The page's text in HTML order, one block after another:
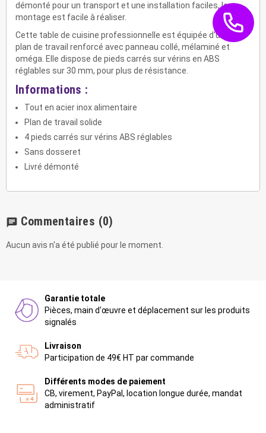
démonté pour un transport et une installation faciles, le
montage est facile à réaliser.
Cette table de cuisine professionnelle est équipée d'un large
plan de travail renforcé avec panneau collé, mélaminé et
oméga. Elle dispose de pieds carrés sur vérins en ABS
réglables sur 30 mm, pour plus de résistance.
Informations :
Tout en acier inox alimentaire
Plan de travail solide
4 pieds carrés sur vérins ABS réglables
Sans dosseret
Livré démonté
chat Commentaires (0)
Aucun avis n'a été publié pour le moment.
Garantie totale
Pièces, main d'œuvre et déplacement sur les produits
signalés
Livraison
Participation de 49€ HT par commande
Différents modes de paiement
CB, virement, PayPal, location longue durée, mandat
administratif